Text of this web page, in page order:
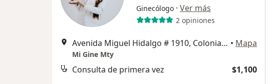
Ginecólogo · Ver más
2 opiniones
Avenida Miguel Hidalgo # 1910, Colonia Obispado, Monterrey • Mapa
Mi Gine Mty
Consulta de primera vez $1,100